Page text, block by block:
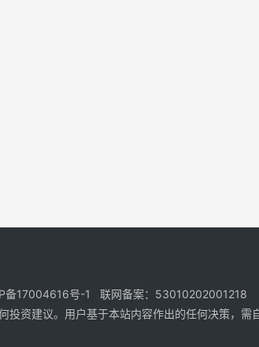
备17004616号-1 联网备案：53010202001218
资建议。用户基于本站内容作出的任何决策，需